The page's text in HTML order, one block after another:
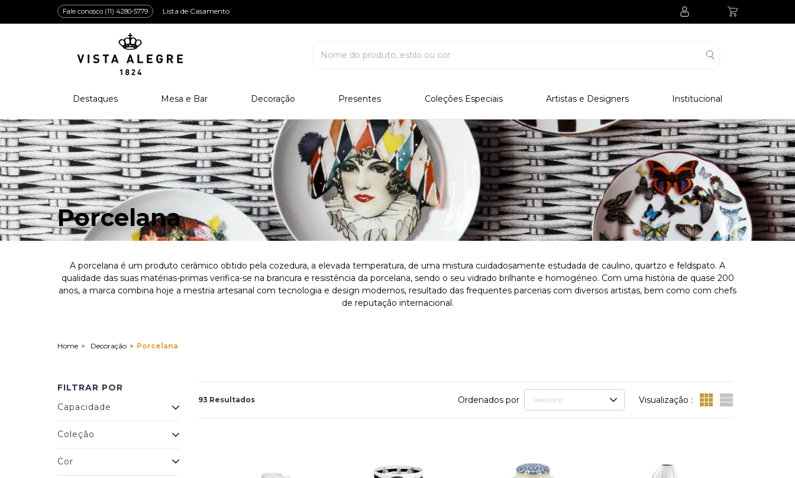
Fale conosco (11) 4280-5779 Lista de Casamento
Destaques
Prêmios e Distinções
Bar e Enologia
Coleção Amazōnia
Mesa e Bar
Cristal
Vidro
Cutelaria
Decoração
Cristal
Presentes
Para Ele
Para Ela
Todos
Coleções Especiais
Outros Colecionáveis
Artistas e Designers
Institucional
Visitar Museu
Visitar Fabrica
Hotel
Clube Colecionadores
Porcelana
A porcelana é um produto cerâmico obtido pela cozedura, a elevada temperatura, de uma mistura cuidadosamente estudada de caulino, quartzo e feldspato. A
qualidade das suas matérias-primas verifica-se na brancura e resistência da porcelana, sendo o seu vidrado brilhante e homogéneo. Com uma história de quase 200
anos, a marca combina hoje a mestria artesanal com tecnologia e design modernos, resultado das frequentes parcerias com diversos artistas, bem como com chefs
de reputação internacional.
Decoração Porcelana
FILTRAR POR
Capacidade
Coleção
Cor
93 Resultados Ordenados por Selecione Visualização :